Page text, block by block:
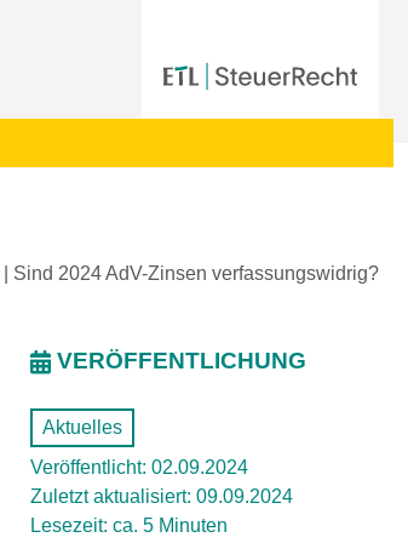
Sind 2024 AdV-Zinsen verfassungswidrig?
VERÖFFENTLICHUNG
Aktuelles
Veröffentlicht: 02.09.2024
Zuletzt aktualisiert: 09.09.2024
Lesezeit: ca. 5 Minuten